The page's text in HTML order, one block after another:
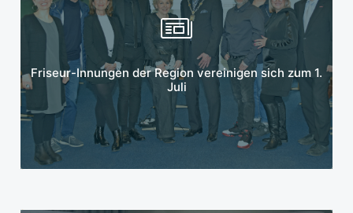
Friseur-Innungen der Region vereinigen sich zum 1.
Juli
Mehr erfahren